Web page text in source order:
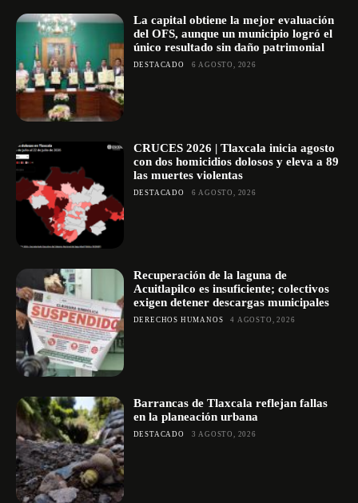
La capital obtiene la mejor evaluación
del OFS, aunque un municipio logró el
único resultado sin daño patrimonial
DESTACADO 6 AGOSTO, 2026
CRUCES 2026 | Tlaxcala inicia agosto
con dos homicidios dolosos y eleva a 89
las muertes violentas
DESTACADO 6 AGOSTO, 2026
Recuperación de la laguna de
Acuitlapilco es insuficiente; colectivos
exigen detener descargas municipales
DERECHOS HUMANOS 4 AGOSTO, 2026
Barrancas de Tlaxcala reflejan fallas
en la planeación urbana
DESTACADO 3 AGOSTO, 2026